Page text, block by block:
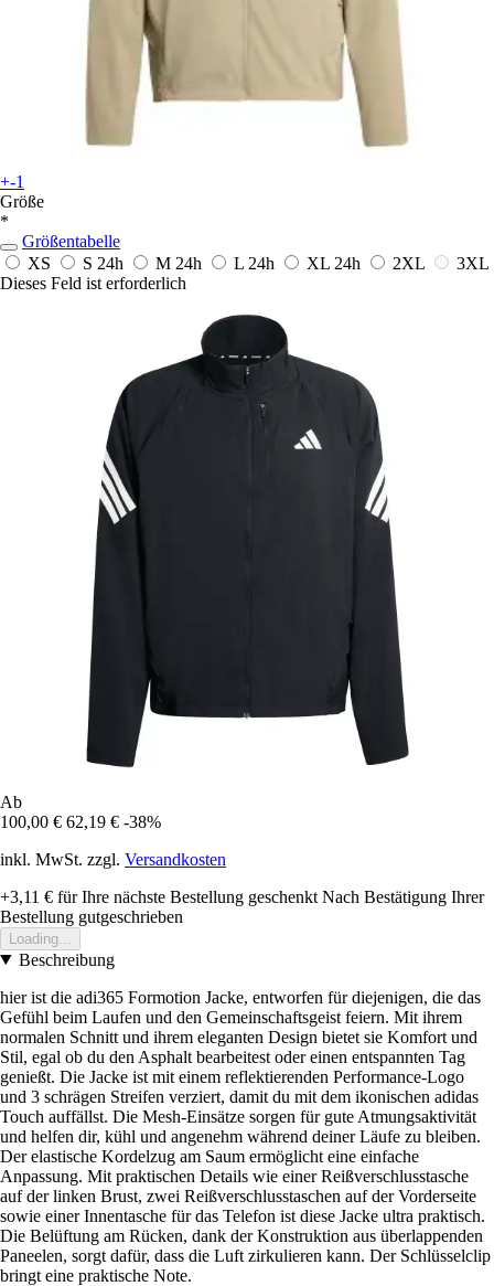
+-1
Größe
*
Größentabelle
XS
S 24h M 24h L 24h XL 24h 2XL
3XL
Dieses Feld ist erforderlich
Ab
100,00 € 62,19 € -38%
inkl. MwSt. zzgl. Versandkosten
+3,11 € für Ihre nächste Bestellung geschenkt Nach Bestätigung Ihrer
Bestellung gutgeschrieben
Loading...
Beschreibung
hier ist die adi365 Formotion Jacke, entworfen für diejenigen, die das
Gefühl beim Laufen und den Gemeinschaftsgeist feiern. Mit ihrem
normalen Schnitt und ihrem eleganten Design bietet sie Komfort und
Stil, egal ob du den Asphalt bearbeitest oder einen entspannten Tag
genießt. Die Jacke ist mit einem reflektierenden Performance-Logo
und 3 schrägen Streifen verziert, damit du mit dem ikonischen adidas
Touch auffällst. Die Mesh-Einsätze sorgen für gute Atmungsaktivität
und helfen dir, kühl und angenehm während deiner Läufe zu bleiben.
Der elastische Kordelzug am Saum ermöglicht eine einfache
Anpassung. Mit praktischen Details wie einer Reißverschlusstasche
auf der linken Brust, zwei Reißverschlusstaschen auf der Vorderseite
sowie einer Innentasche für das Telefon ist diese Jacke ultra praktisch.
Die Belüftung am Rücken, dank der Konstruktion aus überlappenden
Paneelen, sorgt dafür, dass die Luft zirkulieren kann. Der Schlüsselclip
bringt eine praktische Note.